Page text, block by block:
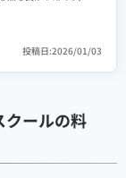
ました。内定獲得が
んだキャリアカウンセ
示されていれば、よ
イン講義のアーカイ
ー分けがされている
については、質問への
と感じています。広告
ありました。講師の対
多く得られました。費
現実的なアドバイス
も指摘があり、自分で
方向性を明確にする支
投稿日:2026/01/03
ールの料